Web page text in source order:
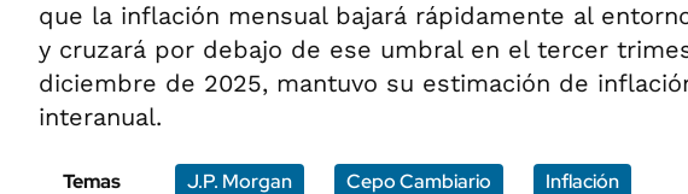
que la inflación mensual bajará rápidamente al
y cruzará por debajo de ese umbral en el tercer
diciembre de 2025, mantuvo su estimación de
interanual.
Temas J.P. Morgan Cepo Cambiario Inflación